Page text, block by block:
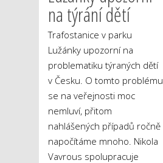
na týrání dětí
Trafostanice v parku
Lužánky upozorní na
problematiku týraných dětí
v Česku. O tomto problému
se na veřejnosti moc
nemluví, přitom
nahlášených případů ročně
napočítáme mnoho. Nikola
Vavrous spolupracuje